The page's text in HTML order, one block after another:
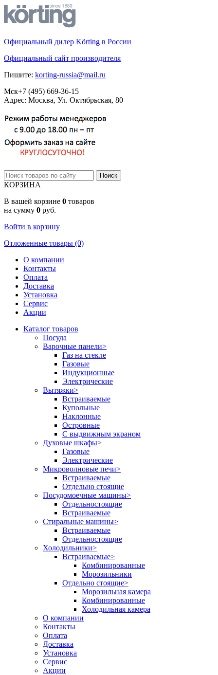
Официальный дилер Körting в России
Официальный сайт производителя
Пишите: korting-russia@mail.ru
Мск+7 (495) 669-36-15
Адрес: Москва, Ул. Октябрьская, 80
КОРЗИНА
В вашей корзине 0 товаров
на сумму 0 руб.
Войти в корзину
Отложенные товары (0)
О компании
Контакты
Оплата
Доставка
Установка
Сервис
Акции
Каталог товаров
Посуда
Варочные панели>
Газ на стекле
Газовые
Индукционные
Электрические
Вытяжки>
Встраиваемые
Купольные
Наклонные
Островные
С выдвижным экраном
Духовые шкафы>
Газовые
Электрические
Микроволновые печи>
Встраиваемые
Отдельно стоящие
Посудомоечные машины>
Отдельностоящие
Встраиваемые
Стиральные машины>
Встраиваемые
Отдельностоящие
Холодильники>
Встраиваемые>
Комбинированные
Морозильники
Отдельно стоящие>
Морозильная камера
Комбинированные
Холодильная камера
О компании
Контакты
Оплата
Доставка
Установка
Сервис
Акции